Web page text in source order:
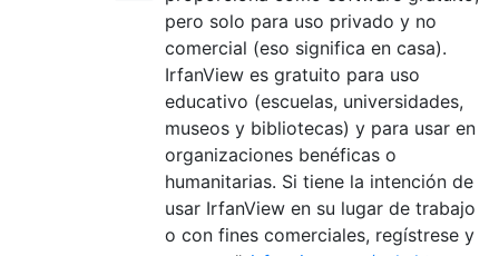
pero solo para uso privado y no
comercial (eso significa en casa).
IrfanView es gratuito para uso
educativo (escuelas, universidades,
museos y bibliotecas) y para usar en
organizaciones benéficas o
humanitarias. Si tiene la intención de
usar IrfanView en su lugar de trabajo
o con fines comerciales, regístrese y